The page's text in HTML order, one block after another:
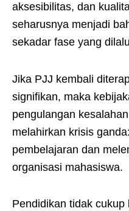
aksesibilitas, dan
seharusnya menjadi
sekadar fase yang
Jika PJJ kembali
signifikan, maka
pengulangan
melahirkan krisis
pembelajaran dan
organisasi mahasiswa.
Pendidikan tidak